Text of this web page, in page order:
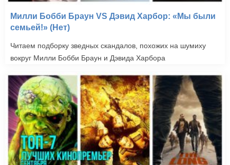
Милли Бобби Браун VS Дэвид Харбор: «Мы были
семьей!» (Нет)
Читаем подборку зведных скандалов, похожих на шумиху
вокруг Милли Бобби Браун и Дэвида Харбора